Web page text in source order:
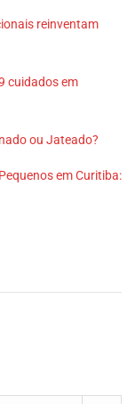
reinventam
cuidados em
ou Jateado?
em Curitiba: